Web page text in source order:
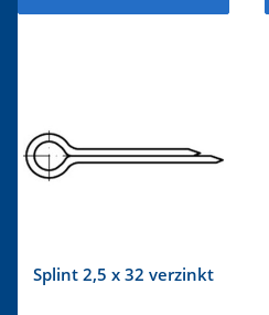
Splint 2,5 x 32 verzinkt